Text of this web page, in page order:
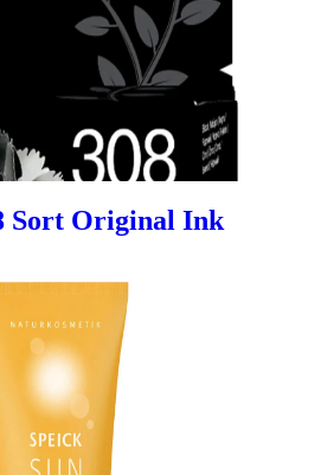
Sort Original Ink